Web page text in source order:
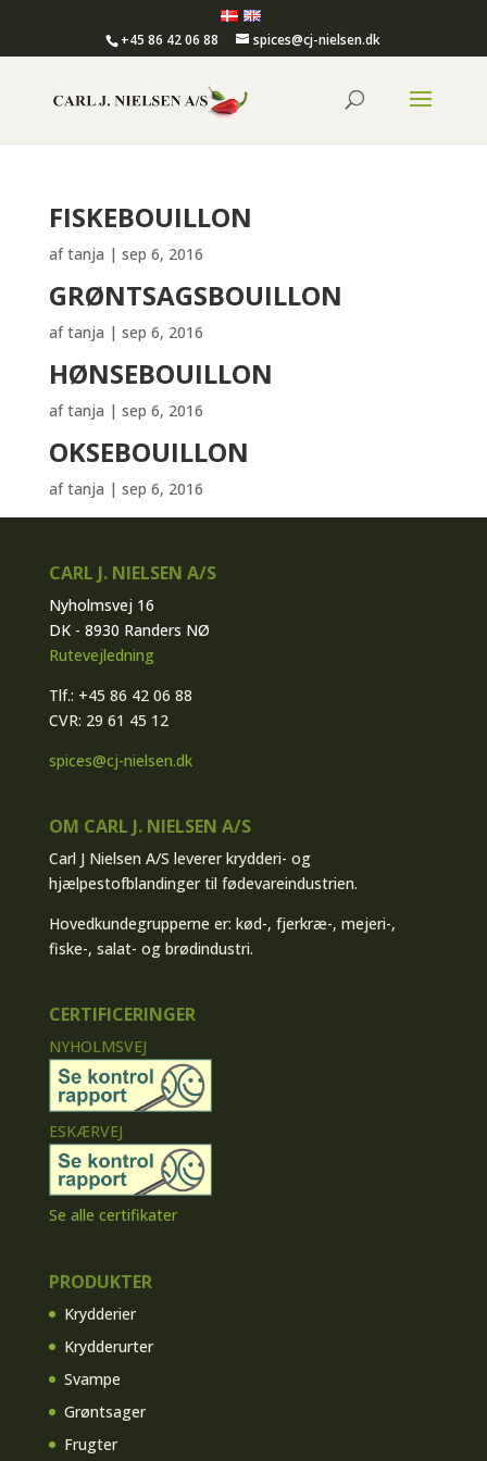
+45 86 42 06 88 spices@cj-nielsen.dk
FISKEBOUILLON
aftanja | sep 6, 2016
GRØNTSAGSBOUILLON
aftanja | sep 6, 2016
HØNSEBOUILLON
aftanja | sep 6, 2016
OKSEBOUILLON
aftanja | sep 6, 2016
CARL J. NIELSEN A/S
Nyholmsvej 16
DK - 8930 Randers NØ
Rutevejledning
Tlf.: +45 86 42 06 88
CVR: 29 61 45 12
spices@cj-nielsen.dk
OM CARL J. NIELSEN A/S
Carl J Nielsen A/S leverer krydderi- og
hjælpestofblandinger til fødevareindustrien.
Hovedkundegrupperne er: kød-, fjerkræ-, mejeri-,
fiske-, salat- og brødindustri.
CERTIFICERINGER
NYHOLMSVEJ
ESKÆRVEJ
Se alle certifikater
PRODUKTER
Krydderier
Krydderurter
Svampe
Grøntsager
Frugter